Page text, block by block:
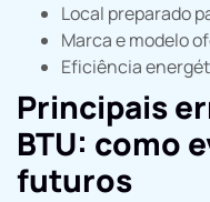
Local preparado
Marca e modelo
Eficiência
Principais
BTU: como
futuros